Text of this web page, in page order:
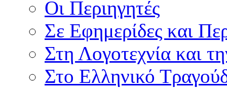
Οι Περιηγητές
Σε Εφημερίδες και
Στη Λογοτεχνία και
Στο Ελληνικό